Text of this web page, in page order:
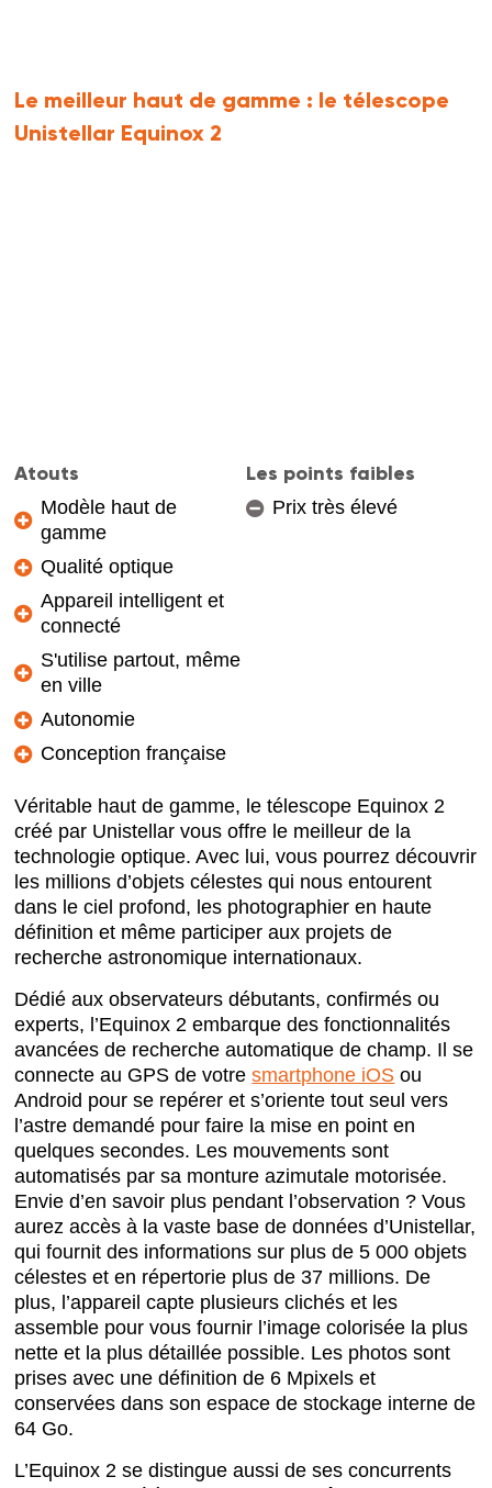
Le meilleur haut de gamme : le télescope
Unistellar Equinox 2
Atouts
Modèle haut de
gamme
Qualité optique
Appareil intelligent et
connecté
S'utilise partout, même
en ville
Autonomie
Conception française
Les points faibles
Prix très élevé
Véritable haut de gamme, le télescope Equinox 2
créé par Unistellar vous offre le meilleur de la
technologie optique. Avec lui, vous pourrez découvrir
les millions d’objets célestes qui nous entourent
dans le ciel profond, les photographier en haute
définition et même participer aux projets de
recherche astronomique internationaux.
Dédié aux observateurs débutants, confirmés ou
experts, l’Equinox 2 embarque des fonctionnalités
avancées de recherche automatique de champ. Il se
connecte au GPS de votresmartphone iOS ou
Android pour se repérer et s’oriente tout seul vers
l’astre demandé pour faire la mise en point en
quelques secondes. Les mouvements sont
automatisés par sa monture azimutale motorisée.
Envie d’en savoir plus pendant l’observation ? Vous
aurez accès à la vaste base de données d’Unistellar,
qui fournit des informations sur plus de 5 000 objets
célestes et en répertorie plus de 37 millions. De
plus, l’appareil capte plusieurs clichés et les
assemble pour vous fournir l’image colorisée la plus
nette et la plus détaillée possible. Les photos sont
prises avec une définition de 6 Mpixels et
conservées dans son espace de stockage interne de
64 Go.
L’Equinox 2 se distingue aussi de ses concurrents